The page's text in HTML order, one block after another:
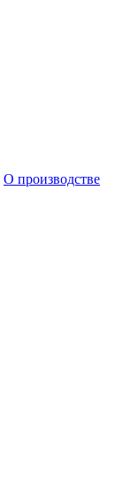
О производстве